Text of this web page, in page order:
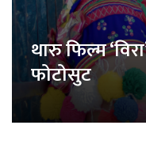
थारु फिल्म
फोटोसुट